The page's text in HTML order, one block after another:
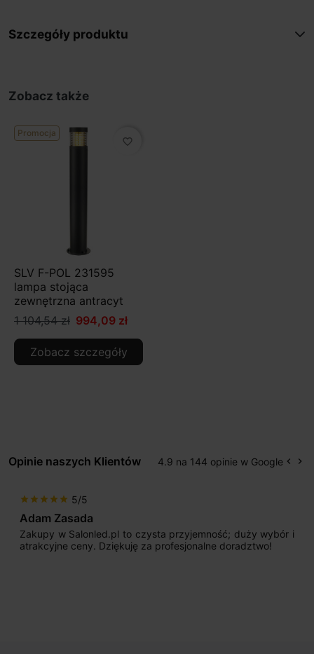
Szczegóły produktu
Zobacz także
Promocja
favorite_border
SLV F-POL 231595
lampa stojąca
zewnętrzna antracyt
1 104,54 zł 994,09 zł
Zobacz szczegóły
Opinie naszych Klientów 4.9 na 144 opinie w Google keyboard_arrow_left keyboard_arrow_right
star star star star star 5/5
Adam Zasada
Zakupy w Salonled.pl to czysta przyjemność; duży wybór i
atrakcyjne ceny. Dziękuję za profesjonalne doradztwo!